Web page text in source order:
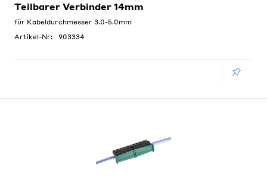
Teilbarer Verbinder 14mm
für Kabeldurchmesser 3.0-5.0mm
Artikel-Nr:
903334